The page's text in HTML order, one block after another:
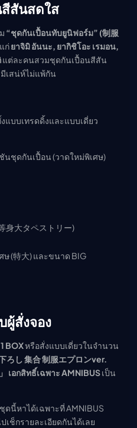
สันสดใส
“ชุดกันเปื้อนทับยูนิฟอร์ม” (制服
ก่ยาจิมิ อันนะ, ยากิชิโอะ เรมอน,
แต่ละคนสวมชุดกันเปื้อนสีสัน
เสน่ห์ไม่แพ้กัน
บบเทรดดิ้งและแบบเดี่ยว
นชุดกันเปื้อน (วาดใหม่พิเศษ)
身大タペストリー)
(特大) และขนาด BIG
ผู้สั่งจอง
BOXหรือสั่งแบบเดี่ยวในจำนวน
ろし 集合 制服エプロンver.
เอกสิทธิ์เฉพาะ AMNIBUSเป็น
นี้หาได้เฉพาะที่ AMNIBUS
ช็กรายละเอียดกันได้เลย